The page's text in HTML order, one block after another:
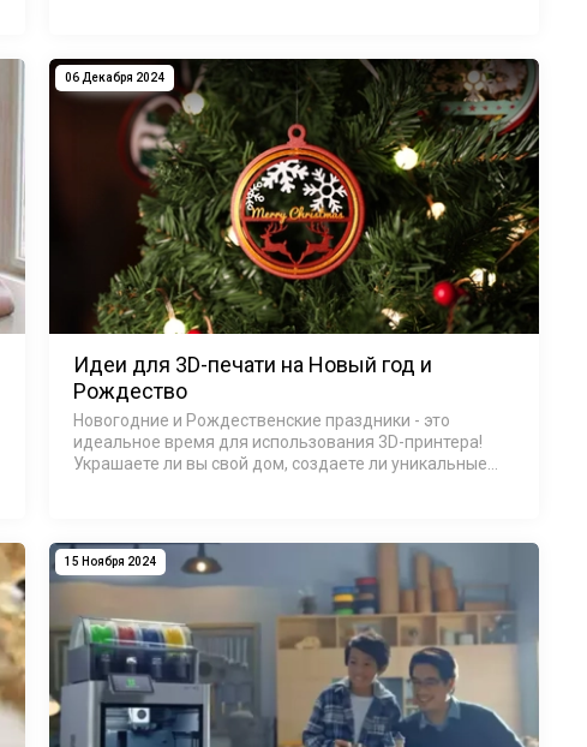
06 Декабря 2024
Идеи для 3D-печати на Новый год и
Рождество
Новогодние и Рождественские праздники - это
идеальное время для использования 3D-принтера!
Украшаете ли вы свой дом, создаете ли уникальные
15 Ноября 2024